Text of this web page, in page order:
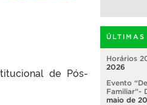
de Pós-
Horários
2026
Evento
Familiar”-
maio de